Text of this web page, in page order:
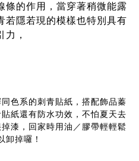
條的作用，當穿著稍微能露
若隱若現的模樣也特別具有
力，
色系的刺青貼紙，搭配飾品蓁
紙還有防水功效，不怕夏天去
漆，回家時用油／膠帶輕輕鬆
卸掉囉！